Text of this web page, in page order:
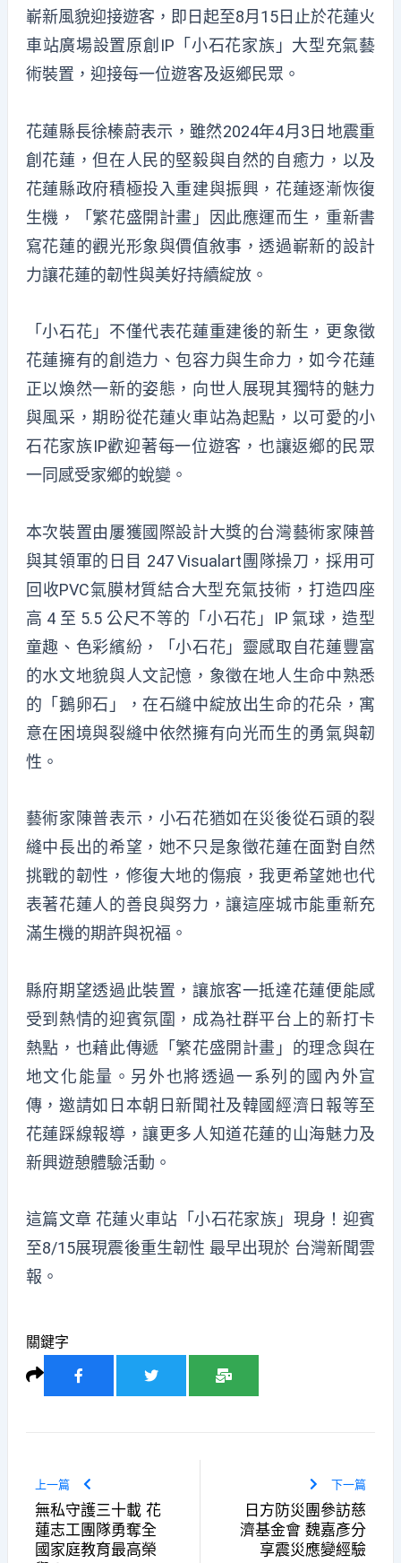
嶄新風貌迎接遊客，即日起至8月15日止於花蓮火
車站廣場設置原創IP「小石花家族」大型充氣藝
術裝置，迎接每一位遊客及返鄉民眾。
花蓮縣長徐榛蔚表示，雖然2024年4月3日地震重
創花蓮，但在人民的堅毅與自然的自癒力，以及
花蓮縣政府積極投入重建與振興，花蓮逐漸恢復
生機，「繁花盛開計畫」因此應運而生，重新書
寫花蓮的觀光形象與價值敘事，透過嶄新的設計
力讓花蓮的韌性與美好持續綻放。
「小石花」不僅代表花蓮重建後的新生，更象徵
花蓮擁有的創造力、包容力與生命力，如今花蓮
正以煥然一新的姿態，向世人展現其獨特的魅力
與風采，期盼從花蓮火車站為起點，以可愛的小
石花家族IP歡迎著每一位遊客，也讓返鄉的民眾
一同感受家鄉的蛻變。
本次裝置由屢獲國際設計大獎的台灣藝術家陳普
與其領軍的日目 247 Visualart團隊操刀，採用可
回收PVC氣膜材質結合大型充氣技術，打造四座
高 4 至 5.5 公尺不等的「小石花」IP 氣球，造型
童趣、色彩繽紛，「小石花」靈感取自花蓮豐富
的水文地貌與人文記憶，象徵在地人生命中熟悉
的「鵝卵石」，在石縫中綻放出生命的花朵，寓
意在困境與裂縫中依然擁有向光而生的勇氣與韌
性。
藝術家陳普表示，小石花猶如在災後從石頭的裂
縫中長出的希望，她不只是象徵花蓮在面對自然
挑戰的韌性，修復大地的傷痕，我更希望她也代
表著花蓮人的善良與努力，讓這座城市能重新充
滿生機的期許與祝福。
縣府期望透過此裝置，讓旅客一抵達花蓮便能感
受到熱情的迎賓氛圍，成為社群平台上的新打卡
熱點，也藉此傳遞「繁花盛開計畫」的理念與在
地文化能量。另外也將透過一系列的國內外宣
傳，邀請如日本朝日新聞社及韓國經濟日報等至
花蓮踩線報導，讓更多人知道花蓮的山海魅力及
新興遊憩體驗活動。
這篇文章 花蓮火車站「小石花家族」現身！迎賓
至8/15展現震後重生韌性 最早出現於 台灣新聞雲
報 。
關鍵字
上一篇
無私守護三十載 花
蓮志工團隊勇奪全
國家庭教育最高榮
下一篇
日方防災團參訪慈
濟基金會 魏嘉彥分
享震災應變經驗